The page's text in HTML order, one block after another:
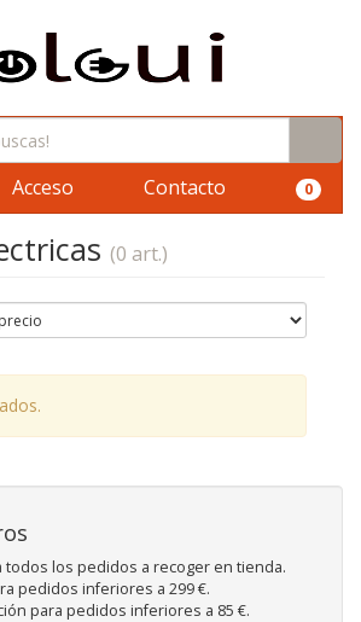
Acceso Contacto 0
(0 art.)
todos los pedidos a recoger en tienda.
pedidos inferiores a 299 €.
para pedidos inferiores a 85 €.